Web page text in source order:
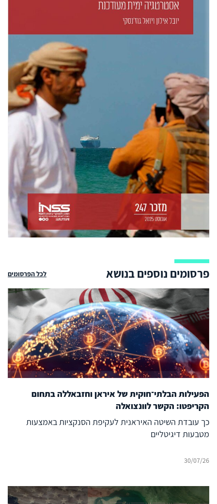
פרסומים נוספים בנושא לכל הפרסומים
הפעילות הבלתי־חוקית של איראן וחזבאללה בתחום
הקריפטו: הקשר לוונצואלה
כך עובדת השיטה האיראנית לעקיפת הסנקציות באמצעות
מטבעות דיגיטליים
30/07/26